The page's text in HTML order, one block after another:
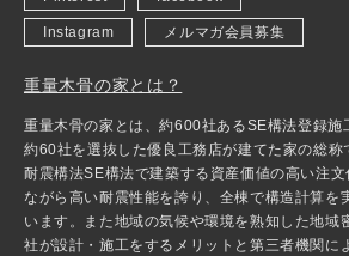
Instagram メルマガ会員募集
重量木骨の家とは？
重量木骨の家とは、約600社あるSE構法登録施
約60社を選抜した優良工務店が建てた家の総称
耐震構法SE構法で建築する資産価値の高い注文
ながら高い耐震性能を誇り、全棟で構造計算を
います。また地域の気候や環境を熟知した地域
社が設計・施工をするメリットと第三者機関に